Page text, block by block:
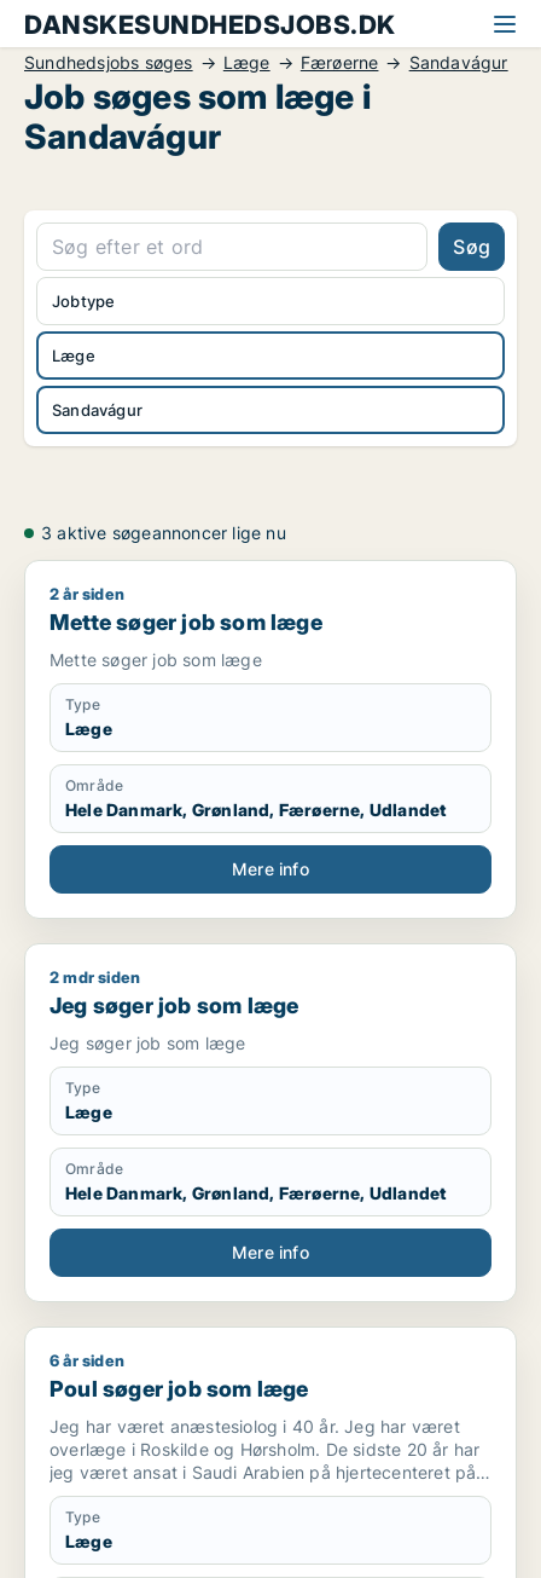
DANSKESUNDHEDSJOBS.DK
Sundhedsjobs søges Læge Færøerne Sandavágur
Job søges som læge i
Sandavágur
Søg
Læge
Sandavágur
Jobtype
3 aktive søgeannoncer lige nu
Mette søger job som læge
2 år siden
Mette søger job som læge
Mette søger job som læge
Type
Læge
Område
Hele Danmark, Grønland, Færøerne, Udlandet
Mere info
Jeg søger job som læge
2 mdr siden
Jeg søger job som læge
Jeg søger job som læge
Type
Læge
Område
Hele Danmark, Grønland, Færøerne, Udlandet
Mere info
Poul søger job som læge
6 år siden
Poul søger job som læge
Jeg har været anæstesiolog i 40 år. Jeg har været
overlæge i Roskilde og Hørsholm. De sidste 20 år har
jeg været ansat i Saudi Arabien på hjertecenteret på
to højprofilerede hospitaler, King Faisal Specialist
Hospital og King Fahad Medical City. Jeg har været
tilknyttet “The royal Clinic”, som tog vare på den
saudiske konge.
Type
Læge